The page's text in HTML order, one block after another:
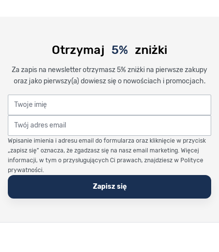
Otrzymaj 5% zniżki
Za zapis na newsletter otrzymasz 5% zniżki na pierwsze zakupy
oraz jako pierwszy(a) dowiesz się o nowościach i promocjach.
Twoje imię
Twój adres email
Wpisanie imienia i adresu email do formularza oraz kliknięcie w przycisk
„zapisz się” oznacza, że zgadzasz się na nasz email marketing. Więcej
informacji, w tym o przysługujących Ci prawach, znajdziesz w Polityce
prywatności.
Zapisz się